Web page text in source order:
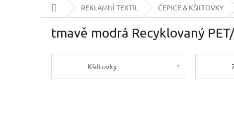
Domů
REKLAMNÍ TEXTIL ČEPICE & KŠILTOVKY
tmavě modrá Recyklovaný
Kšiltovky